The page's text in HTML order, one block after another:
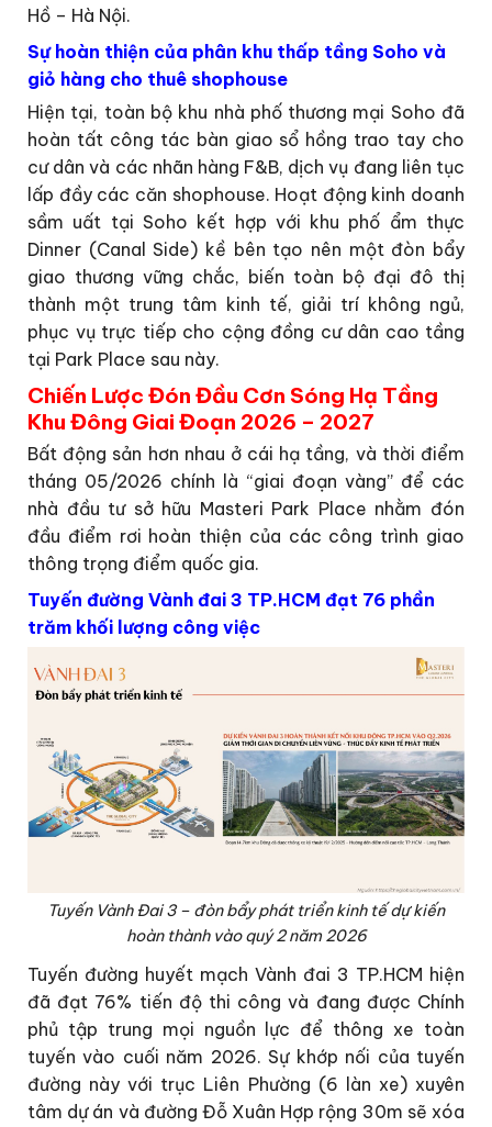
Hồ – Hà Nội.
Sự hoàn thiện của phân khu thấp tầng Soho và
giỏ hàng cho thuê shophouse
Hiện tại, toàn bộ khu nhà phố thương mại Soho đã
hoàn tất công tác bàn giao sổ hồng trao tay cho
cư dân và các nhãn hàng F&B, dịch vụ đang liên tục
lấp đầy các căn shophouse. Hoạt động kinh doanh
sầm uất tại Soho kết hợp với khu phố ẩm thực
Dinner (Canal Side) kề bên tạo nên một đòn bẩy
giao thương vững chắc, biến toàn bộ đại đô thị
thành một trung tâm kinh tế, giải trí không ngủ,
phục vụ trực tiếp cho cộng đồng cư dân cao tầng
tại Park Place sau này.
Chiến Lược Đón Đầu Cơn Sóng Hạ Tầng
Khu Đông Giai Đoạn 2026 – 2027
Bất động sản hơn nhau ở cái hạ tầng, và thời điểm
tháng 05/2026 chính là “giai đoạn vàng” để các
nhà đầu tư sở hữu Masteri Park Place nhằm đón
đầu điểm rơi hoàn thiện của các công trình giao
thông trọng điểm quốc gia.
Tuyến đường Vành đai 3 TP.HCM đạt 76 phần
trăm khối lượng công việc
Tuyến Vành Đai 3 – đòn bẩy phát triển kinh tế dự kiến
hoàn thành vào quý 2 năm 2026
Tuyến đường huyết mạch Vành đai 3 TP.HCM hiện
đã đạt 76% tiến độ thi công và đang được Chính
phủ tập trung mọi nguồn lực để thông xe toàn
tuyến vào cuối năm 2026. Sự khớp nối của tuyến
đường này với trục Liên Phường (6 làn xe) xuyên
tâm dự án và đường Đỗ Xuân Hợp rộng 30m sẽ xóa